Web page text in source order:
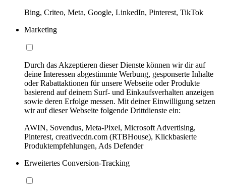
Bing, Criteo, Meta, Google, LinkedIn, Pinterest, TikTok
Marketing
Durch das Akzeptieren dieser Dienste können wir dir auf
deine Interessen abgestimmte Werbung, gesponserte Inhalte
oder Rabattaktionen für unsere Webseite oder Produkte
basierend auf deinem Surf- und Einkaufsverhalten anzeigen
sowie deren Erfolge messen. Mit deiner Einwilligung setzen
wir auf dieser Webseite folgende Drittdienste ein:
AWIN, Sovendus, Meta-Pixel, Microsoft Advertising,
Pinterest, creativecdn.com (RTBHouse), Klickbasierte
Produktempfehlungen, Ads Defender
Erweitertes Conversion-Tracking